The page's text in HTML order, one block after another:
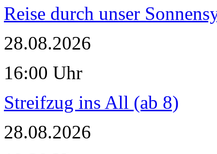
Reise durch unser
28.08.2026
16:00 Uhr
Streifzug ins All (ab 8)
28.08.2026